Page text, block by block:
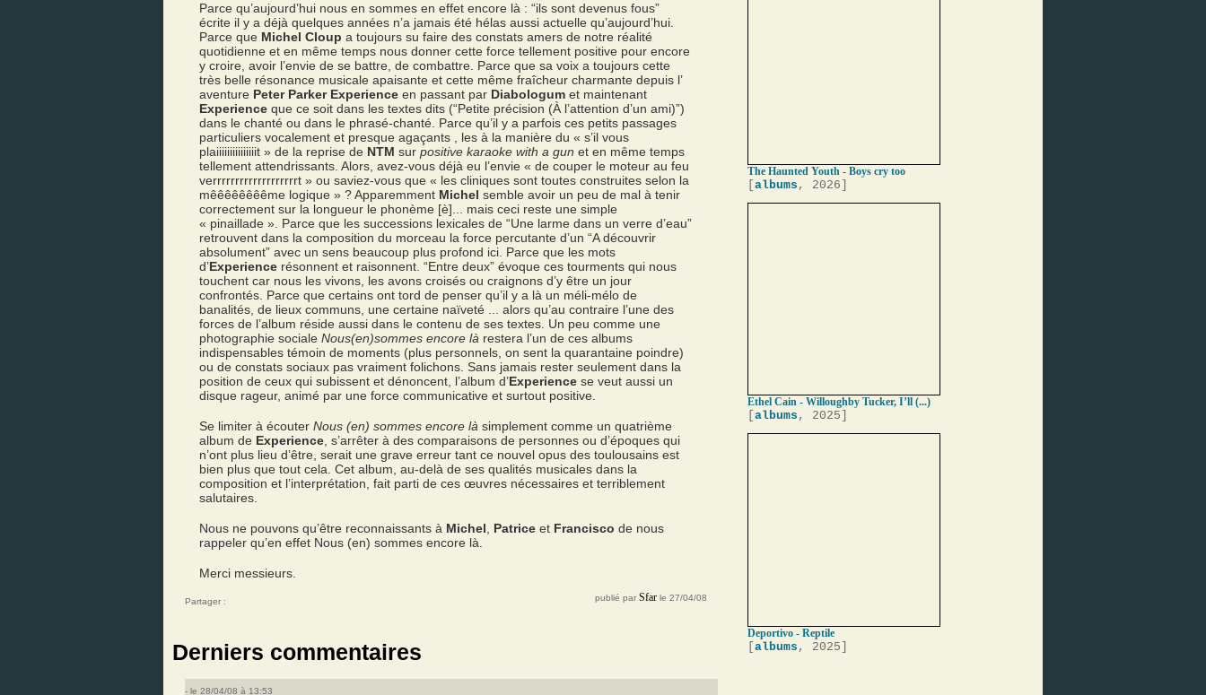
Parce qu’aujourd’hui nous en sommes en effet encore là : “ils sont devenus fous”
écrite il y a déjà quelques années n’a jamais été hélas aussi actuelle qu’aujourd’hui.
Parce que Michel Cloup a toujours su faire des constats amers de notre réalité
quotidienne et en même temps nous donner cette force tellement positive pour encore
y croire, avoir l’envie de se battre, de combattre. Parce que sa voix a toujours cette
très belle résonance musicale apaisante et cette même fraîcheur charmante depuis l’
aventure Peter Parker Experience en passant par Diabologum et maintenant
Experience que ce soit dans les textes dits (“Petite précision (À l’attention d’un ami)”)
dans le chanté ou dans le phrasé-chanté. Parce qu’il y a parfois ces petits passages
particuliers vocalement et presque agaçants , les à la manière du « s’il vous
plaiiiiiiiiiiiiiiit » de la reprise de NTM sur positive karaoke with a gun et en même temps
tellement attendrissants. Alors, avez-vous déjà eu l’envie « de couper le moteur au feu
verrrrrrrrrrrrrrrrrrrt » ou saviez-vous que « les cliniques sont toutes construites selon la
mêêêêêêêême logique » ? Apparemment Michel semble avoir un peu de mal à tenir
correctement sur la longueur le phonème [è]... mais ceci reste une simple
« pinaillade ». Parce que les successions lexicales de “Une larme dans un verre d’eau”
retrouvent dans la composition du morceau la force percutante d’un “A découvrir
absolument” avec un sens beaucoup plus profond ici. Parce que les mots
d’Experience résonnent et raisonnent. “Entre deux” évoque ces tourments qui nous
touchent car nous les vivons, les avons croisés ou craignons d’y être un jour
confrontés. Parce que certains ont tord de penser qu’il y a là un méli-mélo de
banalités, de lieux communs, une certaine naïveté ... alors qu’au contraire l’une des
forces de l’album réside aussi dans le contenu de ses textes. Un peu comme une
photographie sociale Nous(en)sommes encore là restera l’un de ces albums
indispensables témoin de moments (plus personnels, on sent la quarantaine poindre)
ou de constats sociaux pas vraiment folichons. Sans jamais rester seulement dans la
position de ceux qui subissent et dénoncent, l’album d’Experience se veut aussi un
disque rageur, animé par une force communicative et surtout positive.
Se limiter à écouter Nous (en) sommes encore là simplement comme un quatrième
album de Experience , s’arrêter à des comparaisons de personnes ou d’époques qui
n’ont plus lieu d’être, serait une grave erreur tant ce nouvel opus des toulousains est
bien plus que tout cela. Cet album, au-delà de ses qualités musicales dans la
composition et l’interprétation, fait parti de ces œuvres nécessaires et terriblement
salutaires.
Nous ne pouvons qu’être reconnaissants à Michel Patrice et Francisco de nous
rappeler qu’en effet Nous (en) sommes encore là.
Merci messieurs.
Partager : publié par Sfar le 27/04/08
Derniers commentaires
- le 28/04/08 à 13:53
The Haunted Youth - Boys cry too
albums , 2026]
Ethel Cain - Willoughby Tucker, I’ll (...)
albums , 2025]
Deportivo - Reptile
albums , 2025]